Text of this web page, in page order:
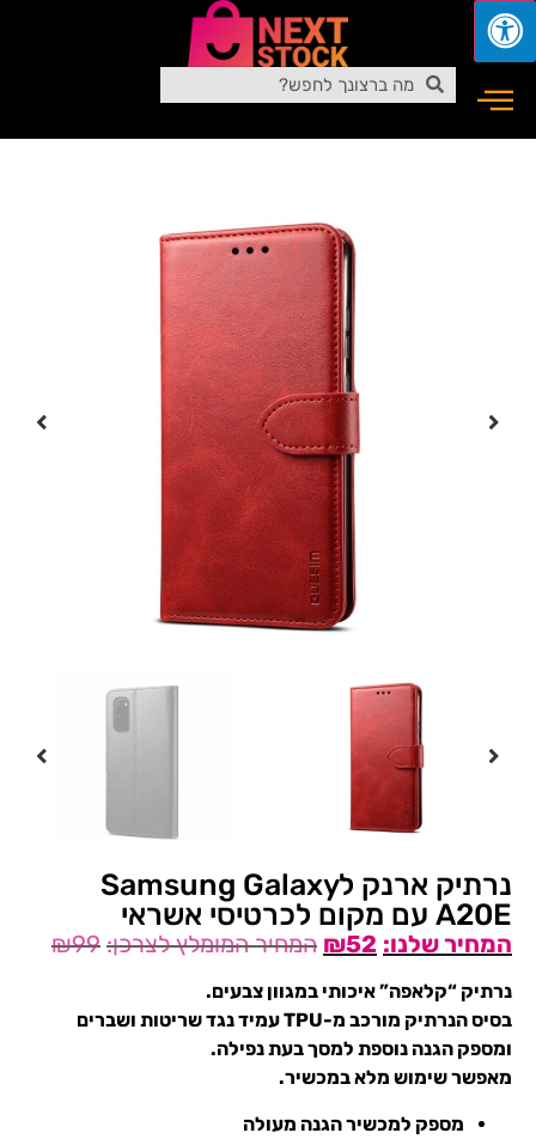
נרתיק ארנק לSamsung Galaxy
A20E עם מקום לכרטיסי אשראי
₪99 ₪52
נרתיק “קלאפה” איכותי במגוון צבעים.
בסיס הנרתיק מורכב מ-TPU עמיד נגד שריטות ושברים
ומספק הגנה נוספת למסך בעת נפילה.
מאפשר שימוש מלא במכשיר.
מספק למכשיר הגנה מעולה